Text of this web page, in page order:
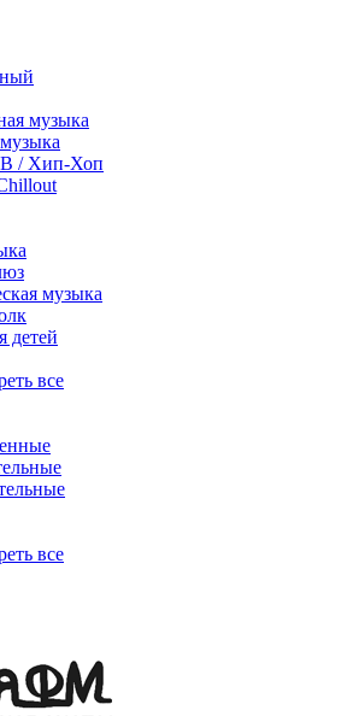
музыка
/ Хип-Хоп
музыка
детей
все
все